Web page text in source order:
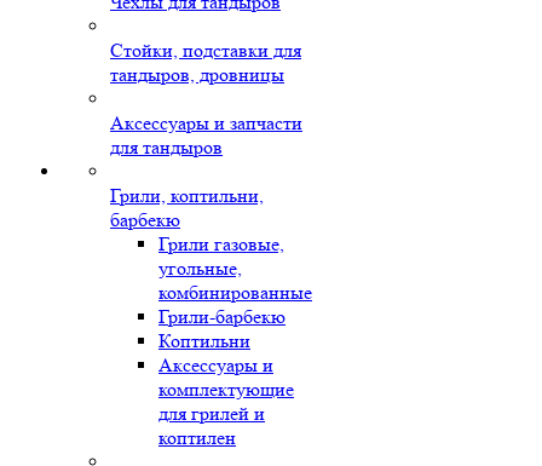
Стойки, подставки для
тандыров, дровницы
Аксессуары и запчасти
для тандыров
Грили, коптильни,
барбекю
Грили газовые,
угольные,
комбинированные
Грили-барбекю
Коптильни
Аксессуары и
комплектующие
для грилей и
коптилен